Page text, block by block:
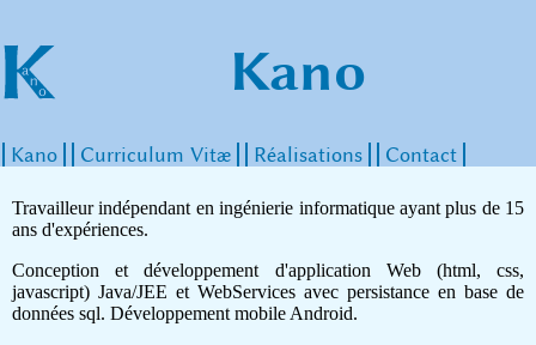
Kano
Kano Curriculum Vitæ Réalisations Contact
Travailleur indépendant en ingénierie informatique ayant plus de 15
ans d'expériences.
Conception et développement d'application Web (html, css,
javascript) Java/JEE et WebServices avec persistance en base de
données sql. Développement mobile Android.